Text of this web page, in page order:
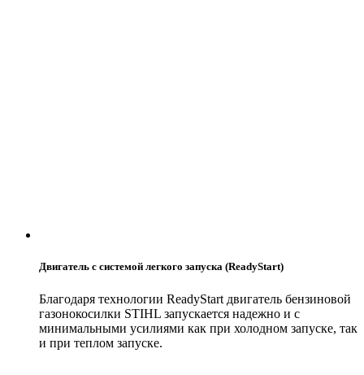
Двигатель с системой легкого запуска (ReadyStart)
Благодаря технологии ReadyStart двигатель бензиновой
газонокосилки STIHL запускается надежно и с
минимальными усилиями как при холодном запуске, так
и при теплом запуске.